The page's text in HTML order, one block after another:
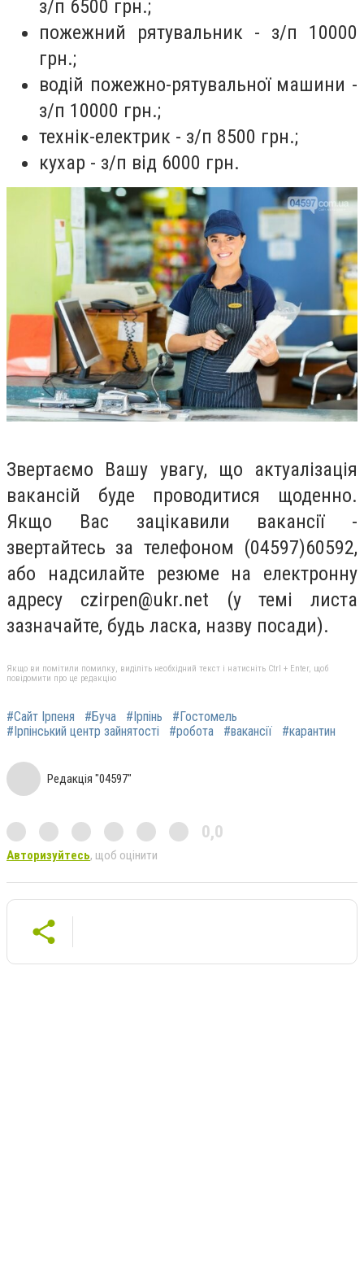
з/п 6500 грн.;
пожежний рятувальник - з/п 10000
грн.;
водій пожежно-рятувальної машини -
з/п 10000 грн.;
технік-електрик - з/п 8500 грн.;
кухар - з/п від 6000 грн.
Звертаємо Вашу увагу, що актуалізація
вакансій буде проводитися щоденно.
Якщо Вас зацікавили вакансії -
звертайтесь за телефоном (04597)60592,
або надсилайте резюме на електронну
адресу czirpen@ukr.net (у темі листа
зазначайте, будь ласка, назву посади).
Якщо ви помітили помилку, виділіть необхідний текст і натисніть Ctrl + Enter, щоб
повідомити про це редакцію
#Сайт Ірпеня #Буча #Ірпінь
#Гостомель
#Ірпінський центр зайнятості
#робота #вакансії #карантин
Редакція "04597"
0,0
Авторизуйтесь, щоб оцінити